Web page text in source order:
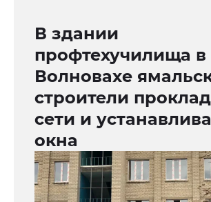
В здании
профтехучилища в
Волновахе
строители
сети и
окна